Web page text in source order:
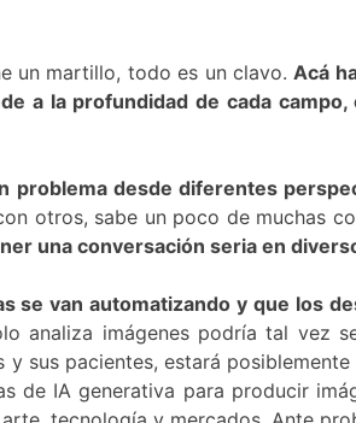
un martillo, todo es un clavo. Acá
a la profundidad de cada
desde diferentes
otros, sabe un poco de muchas
una conversación seria en
se van automatizando y que los
analiza imágenes podría tal vez
sus pacientes, estará
de IA generativa para producir